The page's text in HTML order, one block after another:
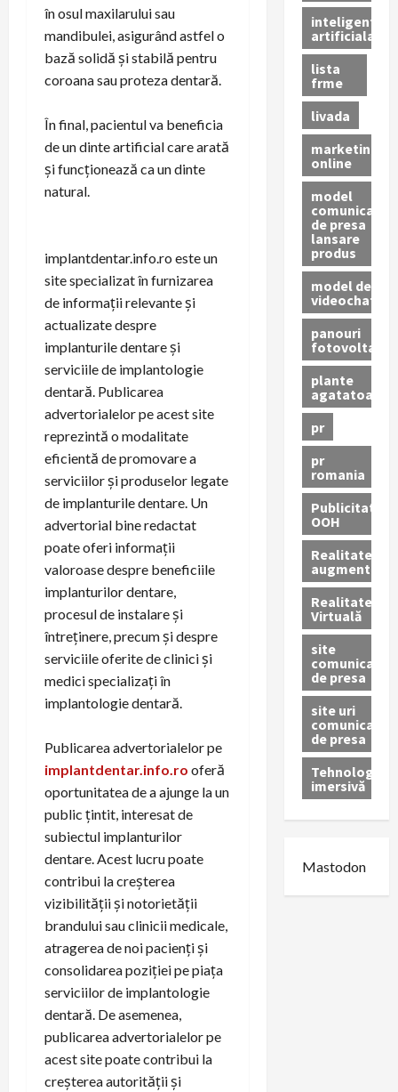
în osul maxilarului sau
mandibulei, asigurând astfel o
bază solidă și stabilă pentru
coroana sau proteza dentară.
În final, pacientul va beneficia
de un dinte artificial care arată
și funcționează ca un dinte
natural.
implantdentar.info.ro este un
site specializat în furnizarea
de informații relevante și
actualizate despre
implanturile dentare și
serviciile de implantologie
dentară. Publicarea
advertorialelor pe acest site
reprezintă o modalitate
eficientă de promovare a
serviciilor și produselor legate
de implanturile dentare. Un
advertorial bine redactat
poate oferi informații
valoroase despre beneficiile
implanturilor dentare,
procesul de instalare și
întreținere, precum și despre
serviciile oferite de clinici și
medici specializați în
implantologie dentară.
Publicarea advertorialelor pe
implantdentar.info.ro oferă
oportunitatea de a ajunge la un
public țintit, interesat de
subiectul implanturilor
dentare. Acest lucru poate
contribui la creșterea
vizibilității și notorietății
brandului sau clinicii medicale,
atragerea de noi pacienți și
consolidarea poziției pe piața
serviciilor de implantologie
dentară. De asemenea,
publicarea advertorialelor pe
acest site poate contribui la
creșterea autorității și
inteligenta
artificiala
lista
frme
livada
marketing
online
model
comunicat
de presa
lansare
produs
model de
videochat
panouri
fotovoltaice
plante
agatatoare
pr
pr
romania
Publicitate
OOH
Realitatea
augmentată
Realitatea
Virtuală
site
comunicate
de presa
site uri
comunicate
de presa
Tehnologie
imersivă
Mastodon